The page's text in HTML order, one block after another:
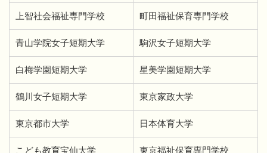
上智社会福祉専門学校 町田福祉保育専門学校
青山学院女子短期大学 駒沢女子短期大学
白梅学園短期大学 星美学園短期大学
鶴川女子短期大学 東京家政大学
東京都市大学 日本体育大学
こども教育宝仙大学 東京福祉保育専門学校